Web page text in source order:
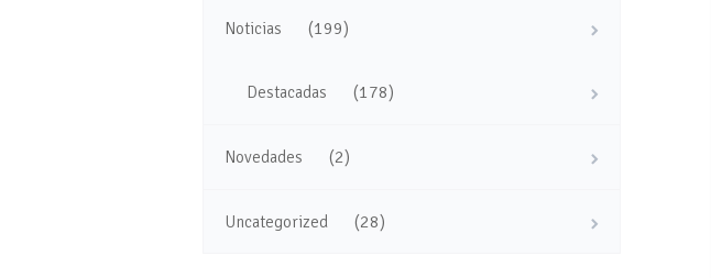
Noticias (199)
Destacadas (178)
Novedades (2)
Uncategorized (28)